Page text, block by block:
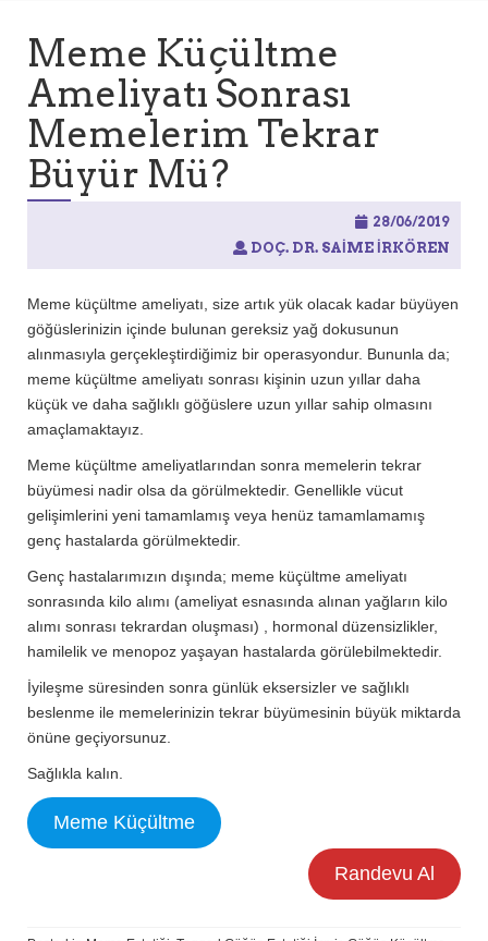
Meme Küçültme
Ameliyatı Sonrası
Memelerim Tekrar
Büyür Mü?
28/06/2019
DOÇ. DR. SAIME İRKÖREN
Meme küçültme ameliyatı, size artık yük olacak kadar büyüyen
göğüslerinizin içinde bulunan gereksiz yağ dokusunun
alınmasıyla gerçekleştirdiğimiz bir operasyondur. Bununla da;
meme küçültme ameliyatı sonrası kişinin uzun yıllar daha
küçük ve daha sağlıklı göğüslere uzun yıllar sahip olmasını
amaçlamaktayız.
Meme küçültme ameliyatlarından sonra memelerin tekrar
büyümesi nadir olsa da görülmektedir. Genellikle vücut
gelişimlerini yeni tamamlamış veya henüz tamamlamamış
genç hastalarda görülmektedir.
Genç hastalarımızın dışında; meme küçültme ameliyatı
sonrasında kilo alımı (ameliyat esnasında alınan yağların kilo
alımı sonrası tekrardan oluşması) , hormonal düzensizlikler,
hamilelik ve menopoz yaşayan hastalarda görülebilmektedir.
İyileşme süresinden sonra günlük eksersizler ve sağlıklı
beslenme ile memelerinizin tekrar büyümesinin büyük miktarda
önüne geçiyorsunuz.
Sağlıkla kalın.
Meme Küçültme
Randevu Al